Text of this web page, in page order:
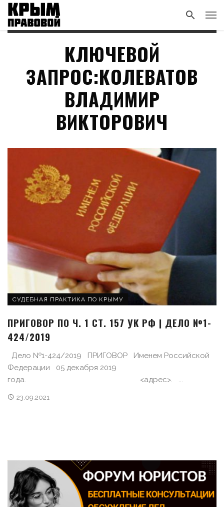
КЛЮЧЕВОЙ
ЗАПРОС:КОЛЕВАТОВ
ВЛАДИМИР
ВИКТОРОВИЧ
СУДЕБНАЯ ПРАКТИКА ПО КРЫМУ
ПРИГОВОР ПО Ч. 1 СТ. 157 УК РФ | ДЕЛО №1-
424/2019
Дело №1-424/2019 ПРИГОВОР Именем Российской
Федерации 05 декабря 2019
года. <адрес>. ...
23.09.2021